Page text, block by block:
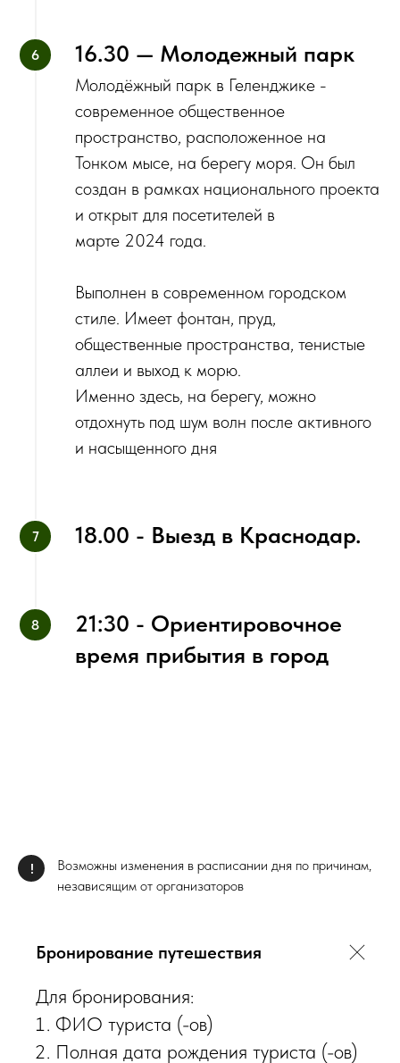
16.30 — Молодежный парк
Молодёжный парк в Геленджике -
современное общественное
пространство, расположенное на
Тонком мысе, на берегу моря. Он был
создан в рамках национального проекта
и открыт для посетителей в
марте 2024 года.
Выполнен в современном городском
стиле. Имеет фонтан, пруд,
общественные пространства, тенистые
аллеи и выход к морю.
Именно здесь, на берегу, можно
отдохнуть под шум волн после активного
и насыщенного дня
18.00 - Выезд в Краснодар.
21:30 - Ориентировочное
время прибытия в город
!
Возможны изменения в расписании дня по причинам,
независящим от организаторов
Бронирование путешествия
Для бронирования:
ФИО туриста (-ов)
Полная дата рождения туриста (-ов)